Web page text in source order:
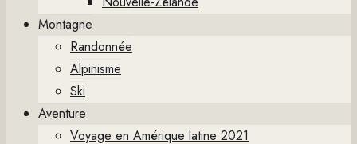
Montagne
Randonnée
Alpinisme
Ski
Aventure
Voyage en Amérique latine 2021